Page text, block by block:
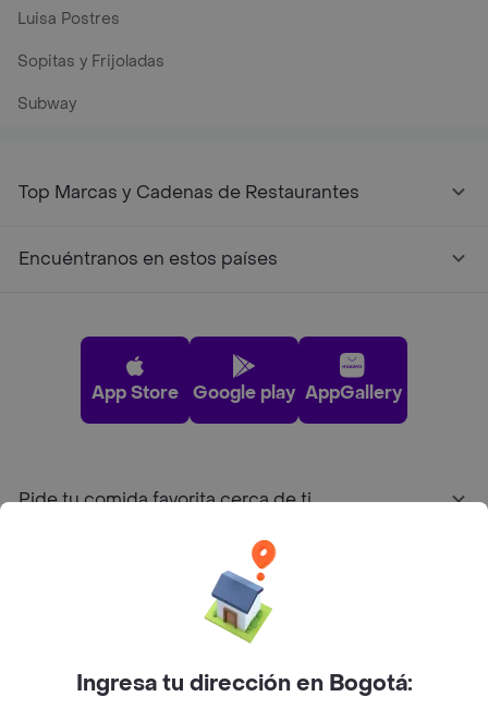
Luisa Postres
Sopitas y Frijoladas
Subway
Top Marcas y Cadenas de Restaurantes
Encuéntranos en estos países
App Store Google play AppGallery
Pide tu comida favorita cerca de ti
Sobre Rappi
Ingresa tu dirección en Bogotá: